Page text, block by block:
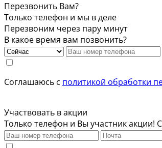
Перезвонить Вам?
Только телефон и мы в деле
Перезвоним через пару минут
В какое время вам позвонить?
Соглашаюсь с политикой обработки
Участвовать в акции
Только телефон и Вы участник акции!